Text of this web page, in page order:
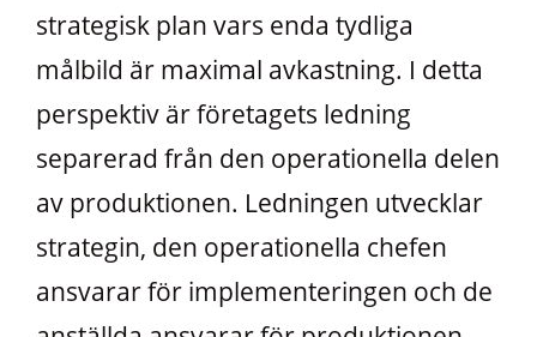
strategisk plan vars enda tydliga
målbild är maximal avkastning. I detta
perspektiv är företagets ledning
separerad från den operationella delen
av produktionen. Ledningen utvecklar
strategin, den operationella chefen
ansvarar för implementeringen och de